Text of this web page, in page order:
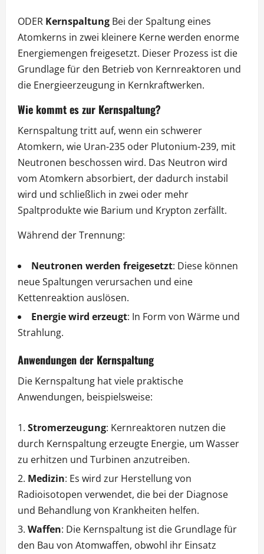
ODER Kernspaltung Bei der Spaltung eines
Atomkerns in zwei kleinere Kerne werden enorme
Energiemengen freigesetzt. Dieser Prozess ist die
Grundlage für den Betrieb von Kernreaktoren und
die Energieerzeugung in Kernkraftwerken.
Wie kommt es zur Kernspaltung?
Kernspaltung tritt auf, wenn ein schwerer
Atomkern, wie Uran-235 oder Plutonium-239, mit
Neutronen beschossen wird. Das Neutron wird
vom Atomkern absorbiert, der dadurch instabil
wird und schließlich in zwei oder mehr
Spaltprodukte wie Barium und Krypton zerfällt.
Während der Trennung:
Neutronen werden freigesetzt: Diese können
neue Spaltungen verursachen und eine
Kettenreaktion auslösen.
Energie wird erzeugt: In Form von Wärme und
Strahlung.
Anwendungen der Kernspaltung
Die Kernspaltung hat viele praktische
Anwendungen, beispielsweise:
Stromerzeugung: Kernreaktoren nutzen die
durch Kernspaltung erzeugte Energie, um Wasser
zu erhitzen und Turbinen anzutreiben.
Medizin: Es wird zur Herstellung von
Radioisotopen verwendet, die bei der Diagnose
und Behandlung von Krankheiten helfen.
Waffen: Die Kernspaltung ist die Grundlage für
den Bau von Atomwaffen, obwohl ihr Einsatz